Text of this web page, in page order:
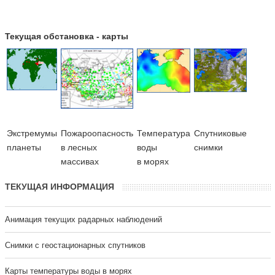
Текущая обстановка - карты
Экстремумы
планеты
Пожароопасность
в лесных
массивах
Температура
воды
в морях
Cпутниковые
снимки
ТЕКУЩАЯ ИНФОРМАЦИЯ
Анимация текущих радарных наблюдений
Cнимки с геостационарных спутников
Карты температуры воды в морях